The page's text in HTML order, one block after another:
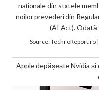
naționale din statele
noilor prevederi din
(AI Act). Odată
Source:TechnoReport.ro|
Apple depășește Nvidia și